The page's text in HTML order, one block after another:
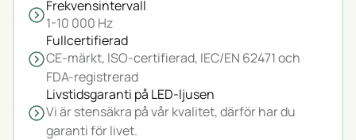
Frekvensintervall
1-10 000 Hz
Fullcertifierad
CE-märkt, ISO-certifierad, IEC/EN 62471 och
FDA-registrerad
Livstidsgaranti på LED-ljusen
Vi är stensäkra på vår kvalitet, därför har du
garanti för livet.